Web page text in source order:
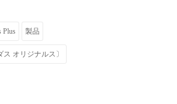
Plus 製品
ス オリジナルス〕